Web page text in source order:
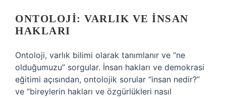
ONTOLOJI: VARLIK VE İNSAN
HAKLARI
Ontoloji, varlık bilimi olarak tanımlanır ve “ne
olduğumuzu” sorgular. İnsan hakları ve demokrasi
eğitimi açısından, ontolojik sorular “insan nedir?”
ve “bireylerin hakları ve özgürlükleri nasıl